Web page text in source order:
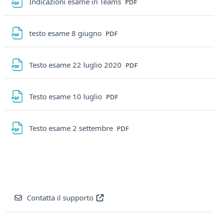
PDF
testo esame 8 giugno File
PDF
Testo esame 22 luglio 2020 File
PDF
Testo esame 10 luglio File
PDF
Testo esame 2 settembre File
PDF
Contatta il supporto